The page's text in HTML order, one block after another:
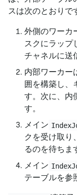
スは次のとおりで
外側のワーカ
スクにラップ
チャネルに送
内部ワーカー
囲を構築し、
す。次に、内
す。
メイン
クを受け取り
るのを待ちま
メイン
テーブルを参